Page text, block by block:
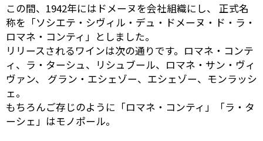
この間、1942年にはドメーヌを会社組織にし、 正式名
称を「ソシエテ・シヴィル・デュ・ドメーヌ・ド・ラ・
ロマネ・コンティ」としました。
リリースされるワインは次の通りです。ロマネ・コンテ
ィ、ラ・ターシュ、リシュブール、ロマネ・サン・ヴィ
ヴァン、 グラン・エシェゾー、エシェゾー、モンラッシ
ェ。
もちろんご存じのように「ロマネ・コンティ」「ラ・タ
ーシェ」はモノポール。